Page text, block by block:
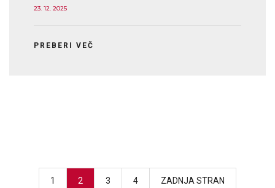
23. 12. 2025
PREBERI VEČ
1 2 3 4 ZADNJA STRAN